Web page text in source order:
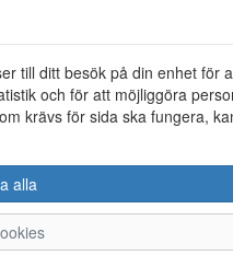
till ditt besök på din enhet för
och för att möjliggöra
krävs för sida ska fungera,
alla